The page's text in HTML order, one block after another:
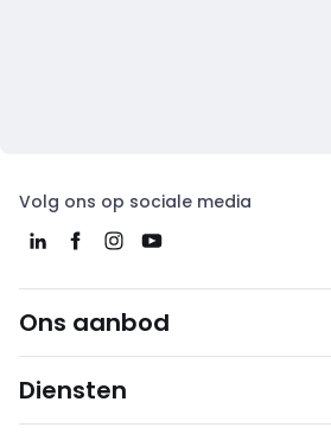
Volg ons op sociale media
Ons aanbod
Diensten